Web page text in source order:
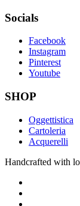
Socials
Facebook
Instagram
Pinterest
Youtube
SHOP
Oggettistica
Cartoleria
Acquerelli
Handcrafted with